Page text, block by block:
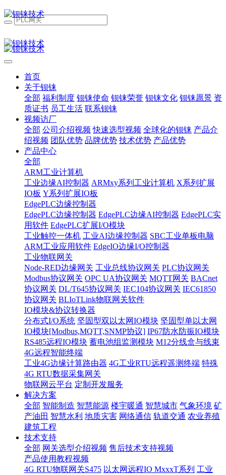
首页
关于钡铼
全部 福利制度 钡铼使命 钡铼荣誉 钡铼文化 钡铼愿景 资
质证书 员工生活 联系钡铼
视频访厂
全部 公司介绍视频 快速选型视频 全球化的钡铼 产品介
绍视频 团队优势 品牌优势 技术优势 产品优势
产品中心
全部
ARM工业计算机
工业边缘AI控制器 ARMxy系列工业计算机 X系列扩展
IO板 Y系列扩展IO板
EdgePLC边缘控制器
EdgePLC边缘控制器 EdgePLC边缘AI控制器 EdgePLC实
用软件 EdgePLC扩展I/O模块
工业触控一体机 工业AI边缘控制器 SBC工业单板电脑
ARM工业应用软件 EdgeIO边缘I/O控制器
工业物联网关
Node-RED边缘网关 工业总线协议网关 PLC协议网关
Modbus协议网关 OPC UA协议网关 MQTT网关 BACnet
协议网关 DL/T645协议网关 IEC104协议网关 IEC61850
协议网关 BLIoTLink物联网关软件
IO模块&协议转换器
分布式I/O系统 坚固型双以太网IO模块 坚固型单以太网
IO模块[Modbus,MQTT,SNMP协议] IP67防水防振IO模块
RS485远程IO模块 蓄电池组监测模块 M12分线盒与线束
4G远程智能终端
工业4G边缘计算路由器 4G工业RTU远程遥测终端 特殊
4G RTU数据采集网关
物联网云平台 定制开发服务
解决方案
全部 智能制造 智慧能源 楼宇暖通 智慧城市 气象环境 矿
产油田 智慧水利 地质灾害 网络通信 轨道交通 农业养殖
建筑工程
技术支持
全部 网关选型介绍视频 售后技术支持视频
产品使用教程视频
4G RTU物联网关S475 以太网远程IO MxxxT系列 工业